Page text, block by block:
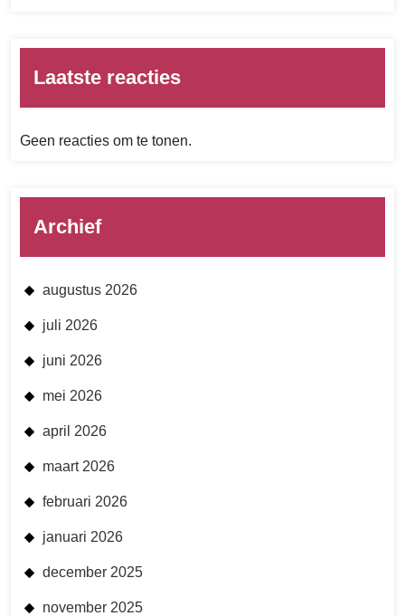
Laatste reacties
Geen reacties om te tonen.
Archief
augustus 2026
juli 2026
juni 2026
mei 2026
april 2026
maart 2026
februari 2026
januari 2026
december 2025
november 2025